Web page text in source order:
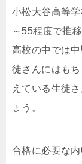
小松大谷高等
～55程度で推
高校の中では
徒さんにはも
えている生徒
ょう。
合格に必要な